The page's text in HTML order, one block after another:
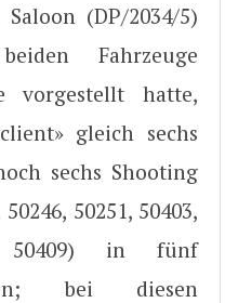
(DP/2034/5)
Fahrzeuge
vorgestellt hatte,
gleich sechs
sechs Shooting
50251, 50403,
50409) in fünf
bei diesen